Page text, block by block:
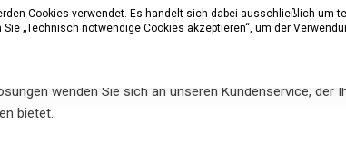
transparente Logistik, faire Frachtkosten und
wenden Sie sich an unseren Kundenservice, der
bietet.
Cookies verwendet. Es handelt sich dabei ausschließlich um
„Technisch notwendige Cookies akzeptieren“, um der